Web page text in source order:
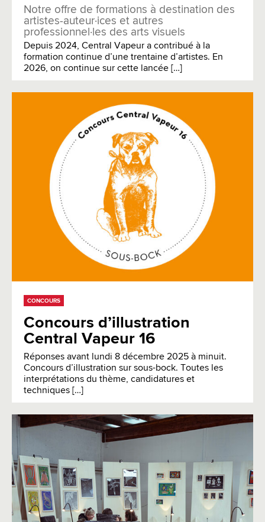
Notre offre de formations à destination des
artistes-auteur·ices et autres
professionnel·les des arts visuels
Depuis 2024, Central Vapeur a contribué à la
formation continue d’une trentaine d’artistes. En
2026, on continue sur cette lancée […]
CONCOURS
Concours d’illustration
Central Vapeur 16
Réponses avant lundi 8 décembre 2025 à minuit.
Concours d’illustration sur sous-bock. Toutes les
interprétations du thème, candidatures et
techniques […]